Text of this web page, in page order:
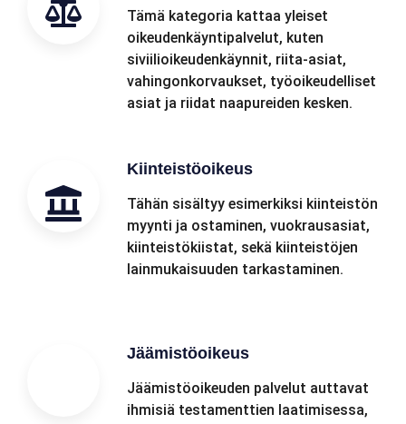
Tämä kategoria kattaa yleiset
oikeudenkäyntipalvelut, kuten
siviilioikeudenkäynnit, riita-asiat,
vahingonkorvaukset, työoikeudelliset
asiat ja riidat naapureiden kesken.
Kiinteistöoikeus
Tähän sisältyy esimerkiksi kiinteistön
myynti ja ostaminen, vuokrausasiat,
kiinteistökiistat, sekä kiinteistöjen
lainmukaisuuden tarkastaminen.
Jäämistöoikeus
Jäämistöoikeuden palvelut auttavat
ihmisiä testamenttien laatimisessa,